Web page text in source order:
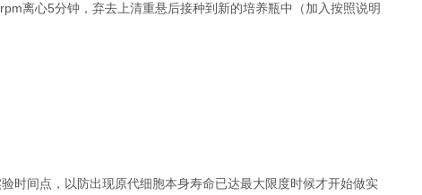
离心5分钟，弃去上清重悬后接种到新的培养瓶中（加入按照说明
时间点，以防出现原代细胞本身寿命已达最大限度时候才开始做实